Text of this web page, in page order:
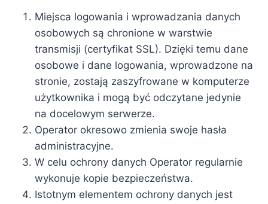
Miejsca logowania i wprowadzania danych
osobowych są chronione w warstwie
transmisji (certyfikat SSL). Dzięki temu dane
osobowe i dane logowania, wprowadzone na
stronie, zostają zaszyfrowane w komputerze
użytkownika i mogą być odczytane jedynie
na docelowym serwerze.
Operator okresowo zmienia swoje hasła
administracyjne.
W celu ochrony danych Operator regularnie
wykonuje kopie bezpieczeństwa.
Istotnym elementem ochrony danych jest